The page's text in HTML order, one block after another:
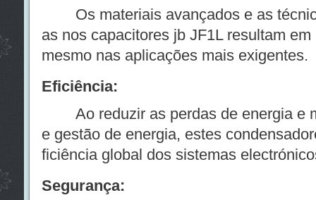
Os materiais avançados e as
as nos capacitores jb JF1L resultam
mesmo nas aplicações mais exigentes.
Eficiência:
Ao reduzir as perdas de energia e
e gestão de energia, estes
ficiência global dos sistemas
Segurança: